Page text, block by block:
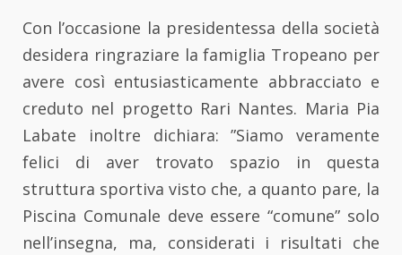
Con l’occasione la presidentessa della società
desidera ringraziare la famiglia Tropeano per
avere così entusiasticamente abbracciato e
creduto nel progetto Rari Nantes. Maria Pia
Labate inoltre dichiara: ”Siamo veramente
felici di aver trovato spazio in questa
struttura sportiva visto che, a quanto pare, la
Piscina Comunale deve essere “comune” solo
nell’insegna, ma, considerati i risultati che